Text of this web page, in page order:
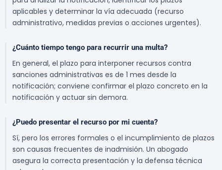
aplicables y determinar la vía adecuada (recurso
administrativo, medidas previas o acciones urgentes).
¿Cuánto tiempo tengo para recurrir una multa?
En general, el plazo para interponer recursos contra
sanciones administrativas es de 1 mes desde la
notificación; conviene confirmar el plazo concreto en la
notificación y actuar sin demora.
¿Puedo presentar el recurso por mi cuenta?
Sí, pero los errores formales o el incumplimiento de plazos
son causas frecuentes de inadmisión. Un abogado
asegura la correcta presentación y la defensa técnica